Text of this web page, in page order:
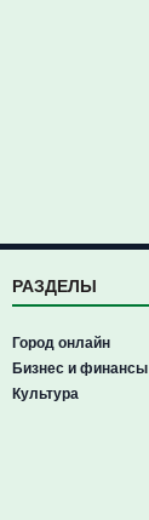
РАЗДЕЛЫ
Город онлайн
Бизнес и финансы
Культура